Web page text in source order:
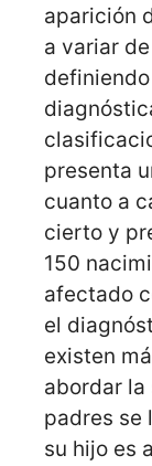
aparición
a variar
presenta
cuanto a
cierto y
150
afectado
el
existen
abordar la
padres se
su hijo es